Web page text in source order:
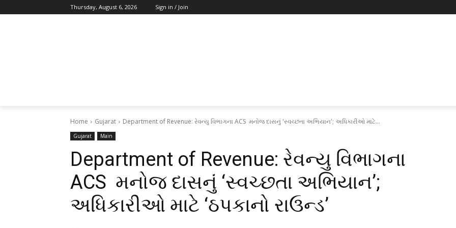
Thursday, August 6, 2026 Sign in / Join
Home Gujarat Department of Revenue: રેવન્યુ વિભાગના ACS મનોજ દાસનું 'સ્વચ્છતા અભિયાન'; અધિકારીઓ માટે...
Gujarat Main
Department of Revenue: રેવન્યુ વિભાગના
ACS મનોજ દાસનું ‘સ્વચ્છતા અભિયાન’;
અધિકારીઓ માટે ‘ઠપકાનો રાઉન્ડ’